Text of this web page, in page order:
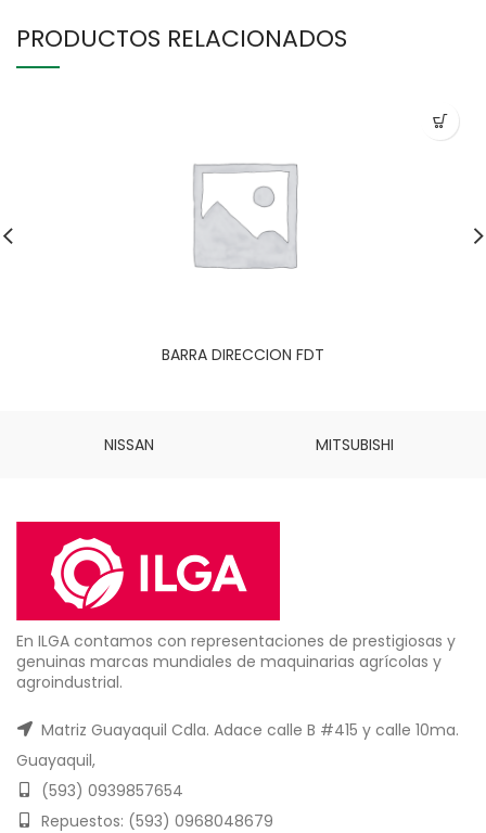
PRODUCTOS RELACIONADOS
BARRA DIRECCION FDT
NISSAN MITSUBISHI
En ILGA contamos con representaciones de prestigiosas y
genuinas marcas mundiales de maquinarias agrícolas y
agroindustrial.
Matriz Guayaquil Cdla. Adace calle B #415 y calle 10ma.
Guayaquil,
(593) 0939857654
Repuestos: (593) 0968048679